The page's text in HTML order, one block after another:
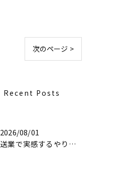
次のページ >
Recent Posts
2026/08/01
運送業で実感するやりがいと成長の魅力